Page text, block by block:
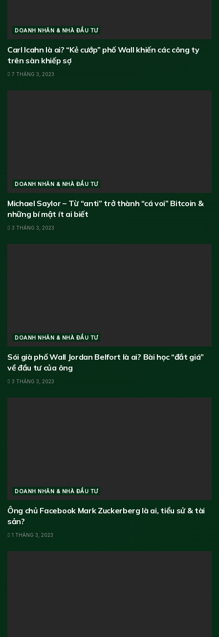
DOANH NHÂN & NHÀ ĐẦU TƯ
Carl Icahn là ai? “Kẻ cướp” phố Wall khiến các công ty
trên sàn khiếp sợ
7 THÁNG 3, 2023
DOANH NHÂN & NHÀ ĐẦU TƯ
Michael Saylor – Từ “anti” trở thành “cá voi” Bitcoin &
những bí mật ít ai biết
3 THÁNG 3, 2023
DOANH NHÂN & NHÀ ĐẦU TƯ
Sói già phố Wall Jordan Belfort là ai? Bài học “đắt giá”
về đầu tư của ông
3 THÁNG 3, 2023
DOANH NHÂN & NHÀ ĐẦU TƯ
Ông chủ Facebook Mark Zuckerberg là ai, tiểu sử & tài
sản?
1 THÁNG 3, 2023